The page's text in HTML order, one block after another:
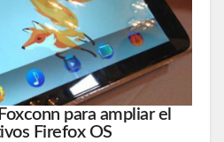
para ampliar el
Firefox OS